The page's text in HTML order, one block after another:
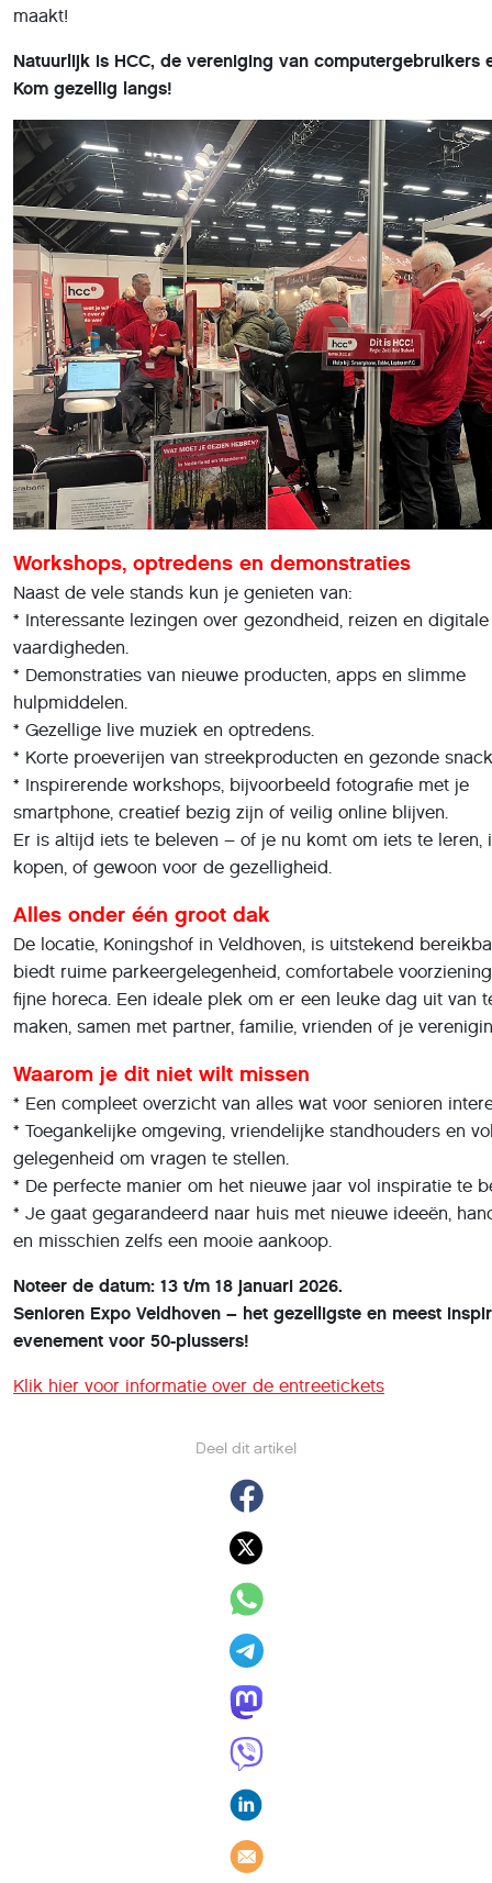
Deel dit artikel
maakt!
Natuurlijk is HCC, de vereniging van computergebruikers
Kom gezellig langs!
Workshops, optredens en demonstraties
Naast de vele stands kun je genieten van:
* Interessante lezingen over gezondheid, reizen en digitale
vaardigheden.
* Demonstraties van nieuwe producten, apps en slimme
hulpmiddelen.
* Gezellige live muziek en optredens.
* Korte proeverijen van streekproducten en gezonde
* Inspirerende workshops, bijvoorbeeld fotografie met je
smartphone, creatief bezig zijn of veilig online blijven.
Er is altijd iets te beleven – of je nu komt om iets te leren,
kopen, of gewoon voor de gezelligheid.
Alles onder één groot dak
De locatie, Koningshof in Veldhoven, is uitstekend
biedt ruime parkeergelegenheid, comfortabele
fijne horeca. Een ideale plek om er een leuke dag uit van
maken, samen met partner, familie, vrienden of je
Waarom je dit niet wilt missen
* Een compleet overzicht van alles wat voor senioren
* Toegankelijke omgeving, vriendelijke standhouders en
gelegenheid om vragen te stellen.
* De perfecte manier om het nieuwe jaar vol inspiratie te
* Je gaat gegarandeerd naar huis met nieuwe ideeën,
en misschien zelfs een mooie aankoop.
Noteer de datum: 13 t/m 18 januari 2026.
Senioren Expo Veldhoven – het gezelligste en meest
evenement voor 50-plussers!
Klik hier voor informatie over de entreetickets